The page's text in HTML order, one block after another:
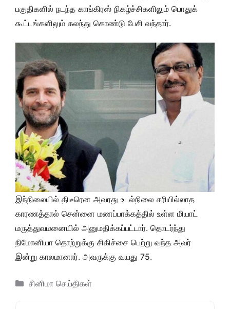
பகுதிகளில் நடந்த காங்கிரஸ் நிகழ்ச்சிகளிலும் பொதுக்
கூட்டங்களிலும் கலந்து கொண்டு பேசி வந்தார்.
இந்நிலையில் திடீரென அவரது உடல்நிலை சரியில்லாத
காரணத்தால் சென்னை மணப்பாக்கத்தில் உள்ள மியாட்
மருத்துவமனையில் அனுமதிக்கப்பட்டார். தொடர்ந்து
நிமோனியா தொற்றுக்கு சிகிச்சை பெற்று வந்த அவர்
இன்று காலமானார். அவருக்கு வயது 75.
Categories
சினிமா செய்திகள்